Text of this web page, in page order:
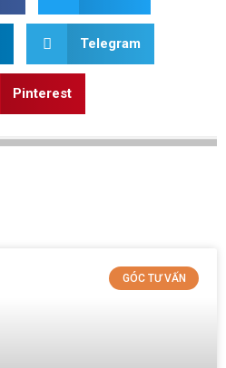
Telegram
Pinterest
GÓC TƯ VẤN